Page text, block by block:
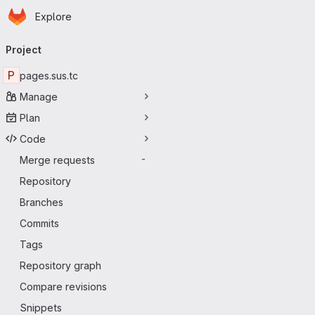
Skip to main content
Homepage
Explore
navigation
Project
P pages.sus.tc
Manage
Plan
Code
Merge requests
-
Repository
Branches
Commits
Tags
Repository graph
Compare revisions
Snippets